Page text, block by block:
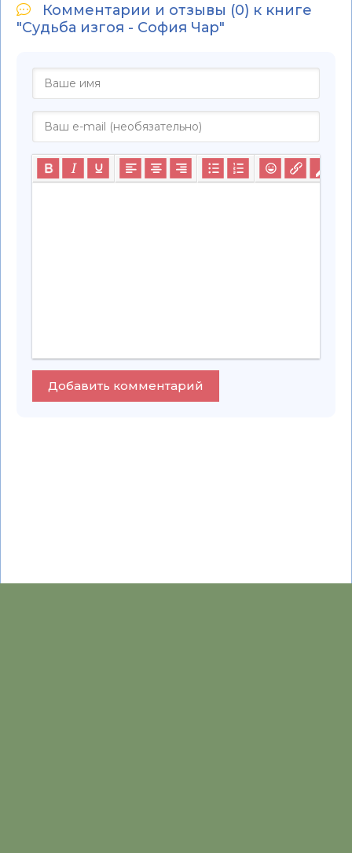
Комментарии и отзывы (0) к книге
"Судьба изгоя - София Чар"
Добавить комментарий